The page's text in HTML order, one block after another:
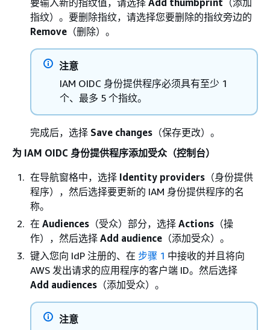
要输入新的指纹值，请选择 Add thumbprint （添加
指纹）。要删除指纹，请选择您要删除的指纹旁边的
Remove （删除）。
注意
IAM OIDC 身份提供程序必须具有至少 1
个、最多 5 个指纹。
完成后，选择 Save changes （保存更改）。
为 IAM OIDC 身份提供程序添加受众（控制台）
在导航窗格中，选择 Identity providers （身份提供
程序），然后选择要更新的 IAM 身份提供程序的名
称。
在 Audiences （受众）部分，选择 Actions （操
作），然后选择 Add audience （添加受众）。
键入您向 IdP 注册的、在 步骤 1 中接收的并且将向
AWS 发出请求的应用程序的客户端 ID。然后选择
Add audiences （添加受众）。
注意